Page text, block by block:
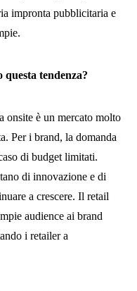
impronta pubblicitaria e
tendenza?
onsite è un mercato molto
Per i brand, la domanda
di budget limitati.
di innovazione e di
a crescere. Il retail
audience ai brand
i retailer a